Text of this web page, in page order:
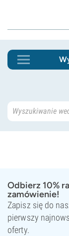
Odbierz 10%
zamówienie!
Zapisz się do
pierwszy
oferty.